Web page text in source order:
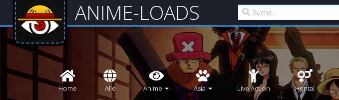
ANIME-LOADS
Home Alle Anime Asia Live Action Hentai